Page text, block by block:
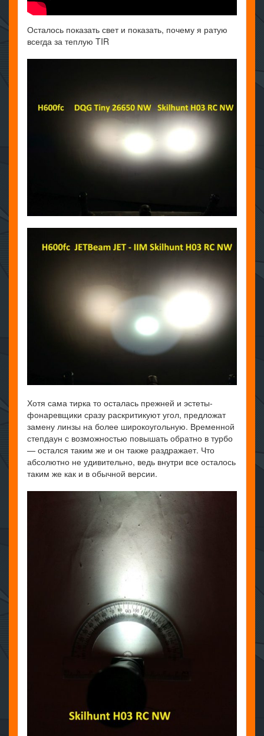
Осталось показать свет и показать, почему я ратую
всегда за теплую TIR
Хотя сама тирка то осталась прежней и эстеты-
фонаревщики сразу раскритикуют угол, предложат
замену линзы на более широкоугольную. Временной
степдаун с возможностью повышать обратно в турбо
— остался таким же и он также раздражает. Что
абсолютно не удивительно, ведь внутри все осталось
таким же как и в обычной версии.